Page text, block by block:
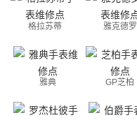
格拉苏蒂 雅克德罗
雅典 GP芝柏